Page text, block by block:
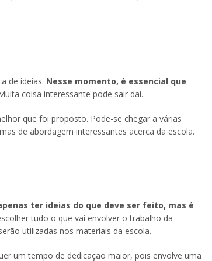
de ideias. Nesse momento, é essencial que
coisa interessante pode sair daí.
que foi proposto. Pode-se chegar a várias
de abordagem interessantes acerca da escola.
ter ideias do que deve ser feito, mas é
tudo o que vai envolver o trabalho da
utilizadas nos materiais da escola.
um tempo de dedicação maior, pois envolve uma